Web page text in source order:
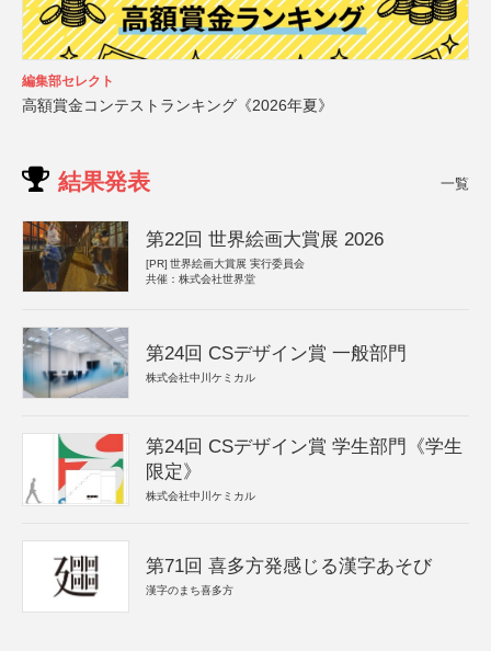
編集部セレクト
高額賞金コンテストランキング《2026年夏》
結果発表 一覧
第22回 世界絵画大賞展 2026
[PR] 世界絵画大賞展 実行委員会
共催：株式会社世界堂
第24回 CSデザイン賞 一般部門
株式会社中川ケミカル
第24回 CSデザイン賞 学生部門《学生
限定》
株式会社中川ケミカル
第71回 喜多方発感じる漢字あそび
漢字のまち喜多方